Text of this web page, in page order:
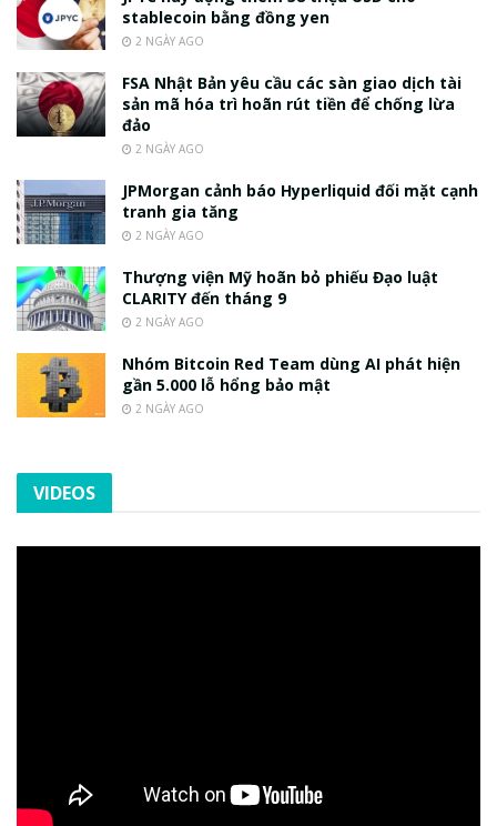
stablecoin bằng đồng yen
2 NGÀY AGO
FSA Nhật Bản yêu cầu các sàn giao dịch tài
sản mã hóa trì hoãn rút tiền để chống lừa
đảo
2 NGÀY AGO
JPMorgan cảnh báo Hyperliquid đối mặt cạnh
tranh gia tăng
2 NGÀY AGO
Thượng viện Mỹ hoãn bỏ phiếu Đạo luật
CLARITY đến tháng 9
2 NGÀY AGO
Nhóm Bitcoin Red Team dùng AI phát hiện
gần 5.000 lỗ hổng bảo mật
2 NGÀY AGO
VIDEOS